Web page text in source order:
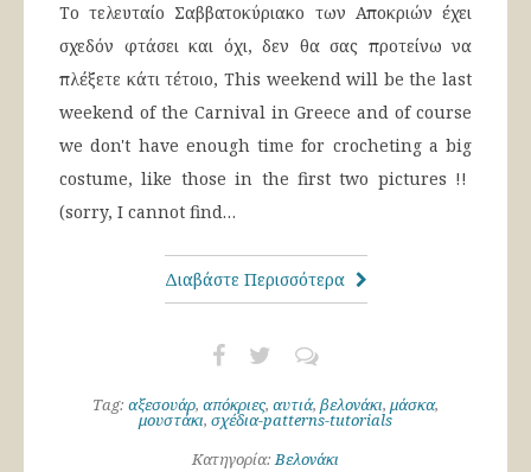
Το τελευταίο Σαββατοκύριακο των Αποκριών έχει
σχεδόν φτάσει και όχι, δεν θα σας προτείνω να
πλέξετε κάτι τέτοιο, This weekend will be the last
weekend of the Carnival in Greece and of course
we don't have enough time for crocheting a big
costume, like those in the first two pictures !!
(sorry, I cannot find…
Διαβάστε Περισσότερα
Tag: αξεσουάρ, απόκριες, αυτιά, βελονάκι, μάσκα,
μουστάκι, σχέδια-patterns-tutorials
Κατηγορία:Βελονάκι